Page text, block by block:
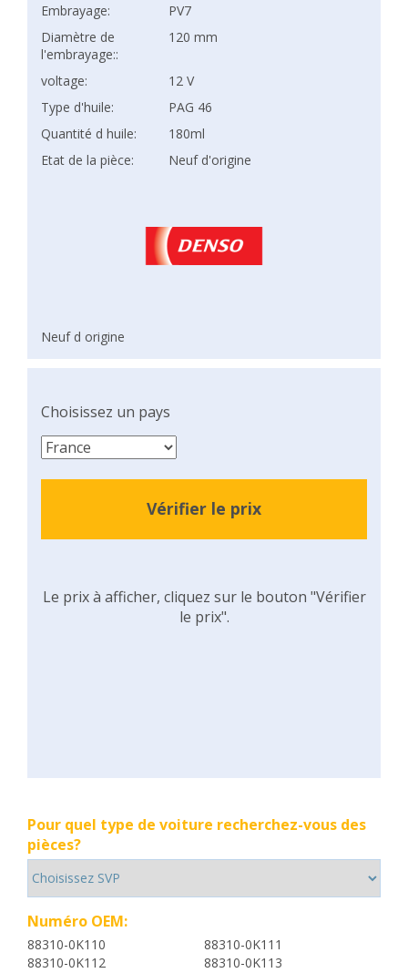
Embrayage:
PV7
Diamètre de
l'embrayage::
120 mm
voltage:
12 V
Type d'huile:
PAG 46
Quantité d huile:
180ml
Etat de la pièce:
Neuf d'origine
Neuf d origine
Choisissez un pays
Vérifier le prix
Le prix à afficher, cliquez sur le bouton "Vérifier
le prix".
Pour quel type de voiture recherchez-vous des
pièces?
Numéro OEM:
88310-0K110
88310-0K111
88310-0K112
88310-0K113